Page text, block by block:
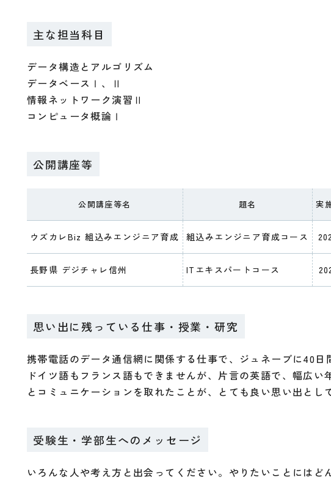
主な担当科目
データ構造とアルゴリズム
データベースⅠ、Ⅱ
情報ネットワーク演習Ⅱ
コンピュータ概論Ⅰ
公開講座等
公開講座等名 題名 実
ウズカレBiz 組込みエンジニア育成 組込みエンジニア育成コース
長野県 デジチャレ信州 ITエキスパートコース
思い出に残っている仕事・授業・研究
携帯電話のデータ通信網に関係する仕事で、ジュネーブに40日
ドイツ語もフランス語もできませんが、片言の英語で、幅広い
とコミュニケーションを取れたことが、とても良い思い出とし
受験生・学部生へのメッセージ
いろんな人や考え方と出会ってください。やりたいことにはど